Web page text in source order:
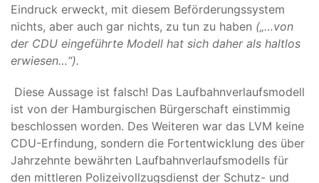
Eindruck erweckt, mit diesem Beförderungssystem
nichts, aber auch gar nichts, zu tun zu haben („…von
der CDU eingeführte Modell hat sich daher als haltlos
erwiesen…“).
Diese Aussage ist falsch! Das Laufbahnverlaufsmodell
ist von der Hamburgischen Bürgerschaft einstimmig
beschlossen worden. Des Weiteren war das LVM keine
CDU-Erfindung, sondern die Fortentwicklung des über
Jahrzehnte bewährten Laufbahnverlaufsmodells für
den mittleren Polizeivollzugsdienst der Schutz- und